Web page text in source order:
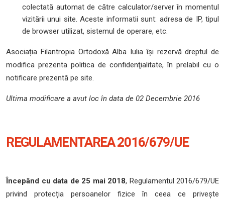
colectată automat de către calculator/server în momentul
vizitării unui site. Aceste informatii sunt: adresa de IP, tipul
de browser utilizat, sistemul de operare, etc.
Asociația Filantropia Ortodoxă Alba Iulia îşi rezervă dreptul de
modifica prezenta politica de confidenţialitate, în prelabil cu o
notificare prezentă pe site.
Ultima modificare a avut loc în data de 02 Decembrie 2016
REGULAMENTAREA 2016/679/UE
Începând cu data de 25 mai 2018, Regulamentul 2016/679/UE
privind protecția persoanelor fizice în ceea ce privește